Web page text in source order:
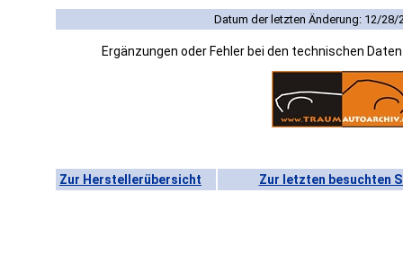
Datum der letzten Änderung: 12/28/
Ergänzungen oder Fehler bei den technischen
Zur Herstellerübersicht Zur letzten besuchten